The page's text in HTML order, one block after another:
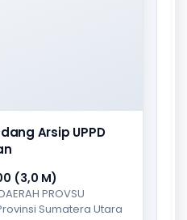
Arsip UPPD
(3,0 M)
PROVSU
Sumatera Utara